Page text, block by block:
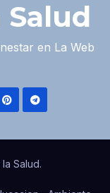
Salud
en La Web
Salud.